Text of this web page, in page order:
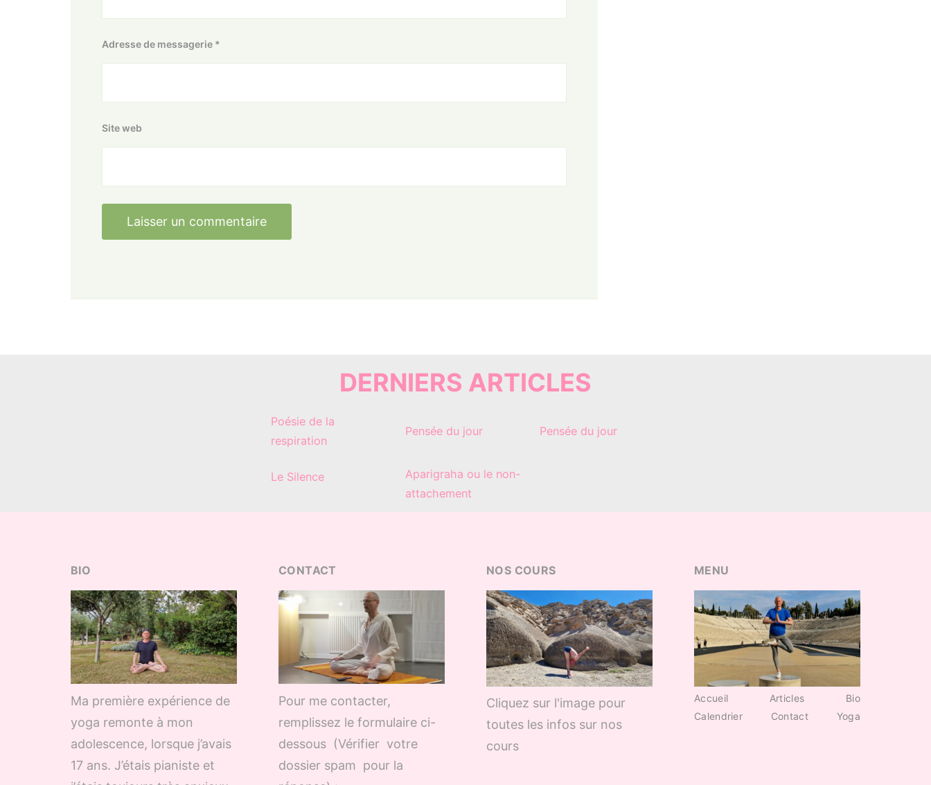
Adresse de messagerie *
Site web
DERNIERS ARTICLES
Poésie de la
respiration
Pensée du jour Pensée du jour
Le Silence
Aparigraha ou le non-
attachement
BIO
Ma première expérience de
yoga remonte à mon
adolescence, lorsque j’avais
17 ans. J’étais pianiste et
CONTACT
Pour me contacter,
remplissez le formulaire ci-
dessous (Vérifier votre
dossier spam pour la
NOS COURS
Cliquez sur l'image pour
toutes les infos sur nos
cours
MENU
Accueil Articles
Bio
Calendrier
Contact Yoga